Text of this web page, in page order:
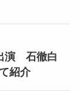
演 石徹白
紹介